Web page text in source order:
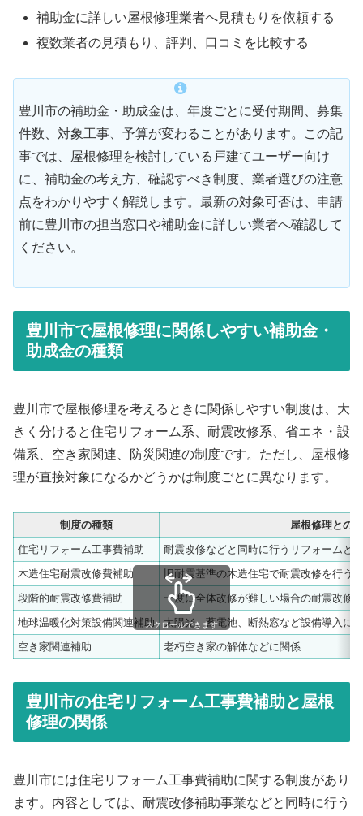
補助金に詳しい屋根修理業者へ見積もりを依頼する
複数業者の見積もり、評判、口コミを比較する
豊川市の補助金・助成金は、年度ごとに受付期間、募集
件数、対象工事、予算が変わることがあります。この記
事では、屋根修理を検討している戸建てユーザー向け
に、補助金の考え方、確認すべき制度、業者選びの注意
点をわかりやすく解説します。最新の対象可否は、申請
前に豊川市の担当窓口や補助金に詳しい業者へ確認して
ください。
豊川市で屋根修理に関係しやすい補助金・
助成金の種類
豊川市で屋根修理を考えるときに関係しやすい制度は、大
きく分けると住宅リフォーム系、耐震改修系、省エネ・設
備系、空き家関連、防災関連の制度です。ただし、屋根修
理が直接対象になるかどうかは制度ごとに異なります。
制度の種類
屋根修理との
住宅リフォーム工事費補助
耐震改修などと同時に行うリフォームと
木造住宅耐震改修費補助
旧耐震基準の木造住宅で耐震改修を行う
段階的耐震改修費補助
一度に全体改修が難しい場合の耐震改修
地球温暖化対策設備関連補助
太陽光、蓄電池、断熱窓など設備導入に
空き家関連補助
老朽空き家の解体などに関係
スクロールできます
豊川市の住宅リフォーム工事費補助と屋根
修理の関係
豊川市には住宅リフォーム工事費補助に関する制度があり
ます。内容としては、耐震改修補助事業などと同時に行う